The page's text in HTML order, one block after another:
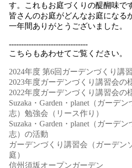
す。これもお庭づくりの醍醐味で
皆さんのお庭がどんなお庭になる
一年間ありがとうございました。
--------------------------------
こちらもあわせてご覧ください。
2024年度 第6回ガーデンづくり講
2023年度ガーデンづくり講習会の
2022年度ガーデンづくり講習会の
Suzaka・Garden・planet（ガーデ
志）勉強会（リース作り）
Suzaka・Garden・planet（ガーデ
志）の活動
ガーデンづくり講習会（ガーデ
庭）
信州須坂オープンガーデン